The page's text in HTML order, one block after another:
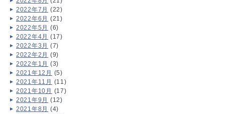
2022年7月 (22)
2022年6月 (21)
2022年5月 (6)
2022年4月 (17)
2022年3月 (7)
2022年2月 (9)
2022年1月 (3)
2021年12月 (5)
2021年11月 (11)
2021年10月 (17)
2021年9月 (12)
2021年8月 (4)